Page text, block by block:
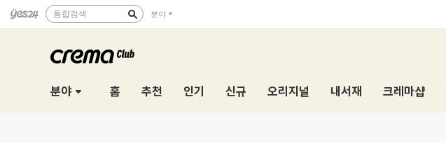
통합검색 분야
분야 홈 추천 인기 신규 오리지널 내서재 크레마샵